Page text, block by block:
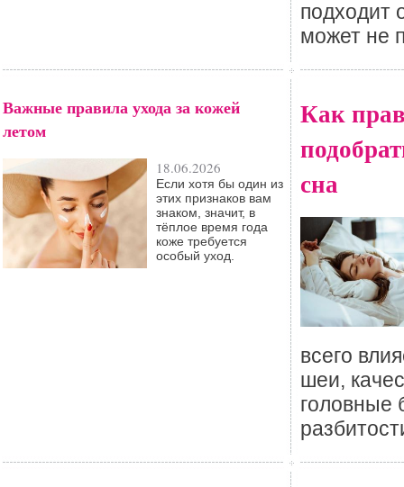
подходит
может не
Важные правила ухода за кожей
летом
18.06.2026
Если хотя бы один из
этих признаков вам
знаком, значит, в
тёплое время года
коже требуется
особый уход.
Как
сна
всего
шеи,
головные